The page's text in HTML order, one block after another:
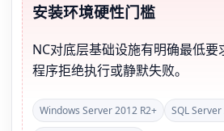
安装环境硬性门槛
NC对底层基础设施有明确最低
程序拒绝执行或静默失败。
Windows Server 2012 R2+ SQL